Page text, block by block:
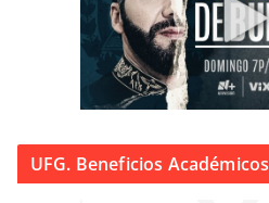
UFG. Beneficios Académicos